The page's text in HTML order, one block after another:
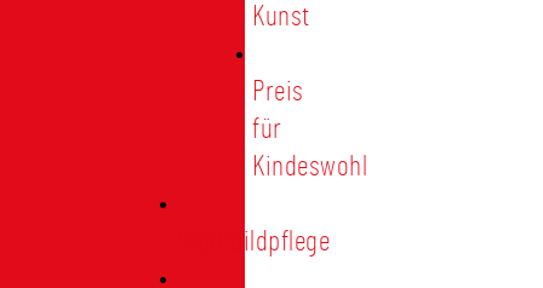
Kunst
Preis
für
Kindeswohl
Stadtbildpflege